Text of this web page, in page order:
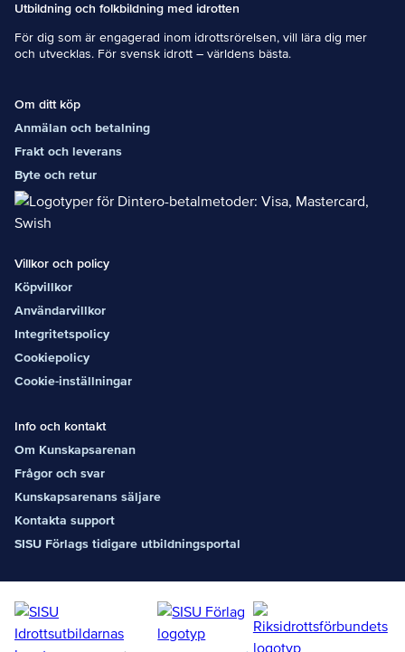
Utbildning och folkbildning med idrotten
För dig som är engagerad inom idrottsrörelsen, vill lära dig mer
och utvecklas. För svensk idrott – världens bästa.
Om ditt köp
Anmälan och betalning
Frakt och leverans
Byte och retur
Villkor och policy
Köpvillkor
Användarvillkor
Integritetspolicy
Cookiepolicy
Cookie-inställningar
Info och kontakt
Om Kunskapsarenan
Frågor och svar
Kunskapsarenans säljare
Kontakta support
SISU Förlags tidigare utbildningsportal